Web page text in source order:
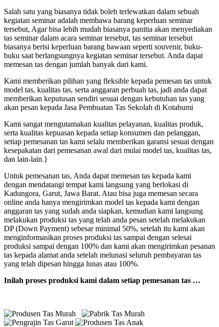
Salah satu yang biasanya tidak boleh terlewatkan dalam sebuah
kegiatan seminar adalah membawa barang keperluan seminar
tersebut, Agar bisa lebih mudah biasanya panitia akan menyediakan
tas seminar dalam acara seminar tersebut, tas seminar tersebut
biasanya berisi keperluan barang bawaan seperti souvenir, buku-
buku saat berlangsungnya kegiatan seminar tersebut. Anda dapat
memesan tas dengan jumlah banyak dari kami.
Kami memberikan pilihan yang fleksible kepada pemesan tas untuk
model tas, kualitas tas, serta anggaran perbuah tas, jadi anda dapat
memberikan keputusan sendiri sesuai dengan kebutuhan tas yang
akan pesan kepada Jasa Pembuatan Tas Sekolah di Kotabumi
Kami sangat mengutamakan kualitas pelayanan, kualitas produk,
serta kualitas kepuasan kepada setiap konsumen dan pelanggan,
setiap pemesanan tas kami selalu memberikan garansi sesuai dengan
kesepakatan dari pemesanan awal dari mulai model tas, kualitas tas,
dan lain-lain.}
Untuk pemesanan tas, Anda dapat memesan tas kepada kami
dengan mendatangi tempat kami langsung yang berlokasi di
Kadungora, Garut, Jawa Barat. Atau bisa juga memesan secara
online anda hanya mengirimkan model tas kepada kami dengan
anggaran tas yang sudah anda siapkan, kemudian kami langsung
melakukan produksi tas yang telah anda pesan setelah melakukan
DP (Down Payment) sebesar minimal 50%, setelah itu kami akan
menginformasikan proses produksi tas sampai dengan selesai
produksi sampai dengan 100% dan kami akan mengirimkan pesanan
tas kepada alamat anda setelah melunasi seluruh pembayaran tas
yang telah dipesan hingga lunas atau 100%.
Inilah proses produksi kami dalam setiap pemesanan tas …